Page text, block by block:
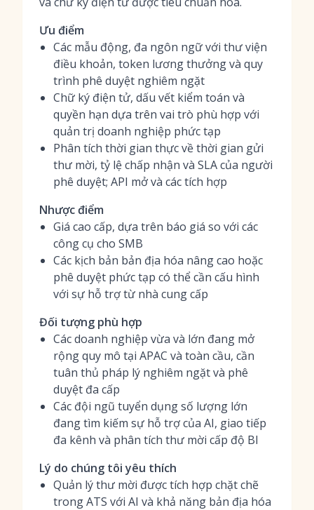
Ưu điểm
Các mẫu động, đa ngôn ngữ với thư viện
điều khoản, token lương thưởng và quy
trình phê duyệt nghiêm ngặt
Chữ ký điện tử, dấu vết kiểm toán và
quyền hạn dựa trên vai trò phù hợp với
quản trị doanh nghiệp phức tạp
Phân tích thời gian thực về thời gian gửi
thư mời, tỷ lệ chấp nhận và SLA của người
phê duyệt; API mở và các tích hợp
Nhược điểm
Giá cao cấp, dựa trên báo giá so với các
công cụ cho SMB
Các kịch bản bản địa hóa nâng cao hoặc
phê duyệt phức tạp có thể cần cấu hình
với sự hỗ trợ từ nhà cung cấp
Đối tượng phù hợp
Các doanh nghiệp vừa và lớn đang mở
rộng quy mô tại APAC và toàn cầu, cần
tuân thủ pháp lý nghiêm ngặt và phê
duyệt đa cấp
Các đội ngũ tuyển dụng số lượng lớn
đang tìm kiếm sự hỗ trợ của AI, giao tiếp
đa kênh và phân tích thư mời cấp độ BI
Lý do chúng tôi yêu thích
Quản lý thư mời được tích hợp chặt chẽ
trong ATS với AI và khả năng bản địa hóa